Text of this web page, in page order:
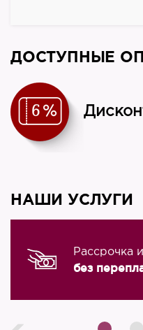
ДОСТУПНЫЕ
НАШИ УСЛУГИ
Рассрочка
без